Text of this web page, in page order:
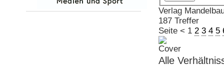
Verlag
187 Treffer
Seite < 1 2 3 4 5
Alle